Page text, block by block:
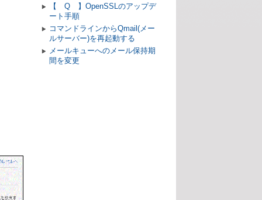
【 Q 】OpenSSLのアップデ
ート手順
コマンドラインからQmail(メー
ルサーバー)を再起動する
メールキューへのメール保持期
間を変更